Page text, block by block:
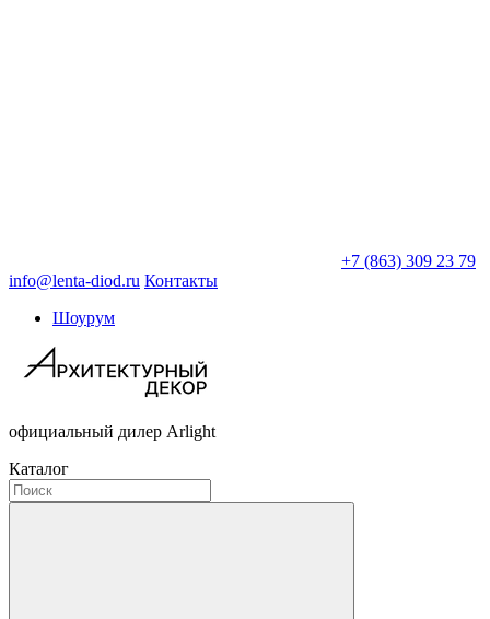
+7 (863) 309 23 79
info@lenta-diod.ru Контакты
Шоурум
официальный дилер Arlight
Каталог